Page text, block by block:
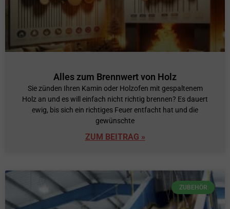
Alles zum Brennwert von Holz
Sie zünden Ihren Kamin oder Holzofen mit gespaltenem
Holz an und es will einfach nicht richtig brennen? Es dauert
ewig, bis sich ein richtiges Feuer entfacht hat und die
gewünschte
ZUM BEITRAG »
ZUBEHÖR